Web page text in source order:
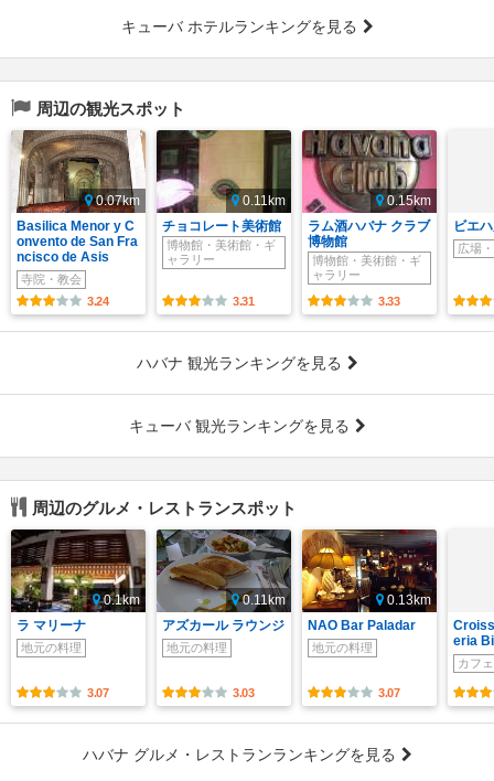
キューバ ホテルランキングを見る
周辺の観光スポット
0.07km
Basilica Menor y C
onvento de San Fra
ncisco de Asis
寺院・教会
3.24
0.11km
チョコレート美術館
博物館・美術館・ギ
ャラリー
3.31
0.15km
ラム酒ハバナ クラブ
博物館
博物館・美術館・ギ
ャラリー
3.33
ビエ
広場
ハバナ 観光ランキングを見る
キューバ 観光ランキングを見る
周辺のグルメ・レストランスポット
0.1km
ラ マリーナ
地元の料理
3.07
0.11km
アズカール ラウンジ
地元の料理
3.03
0.13km
NAO Bar Paladar
地元の料理
3.07
eria
カフェ
ハバナ グルメ・レストランランキングを見る